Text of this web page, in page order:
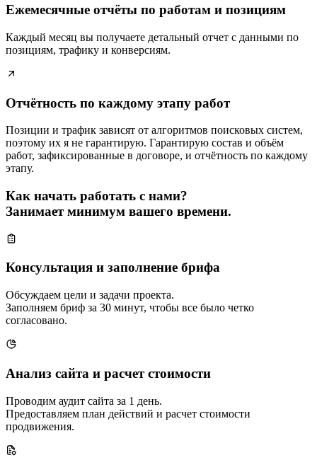
Ежемесячные отчёты по работам и позициям
Каждый месяц вы получаете детальный отчет с данными по
позициям, трафику и конверсиям.
Отчётность по каждому этапу работ
Позиции и трафик зависят от алгоритмов поисковых систем,
поэтому их я не гарантирую. Гарантирую состав и объём
работ, зафиксированные в договоре, и отчётность по каждому
этапу.
Как начать работать с нами?
Занимает минимум вашего времени.
Консультация и заполнение брифа
Обсуждаем цели и задачи проекта.
Заполняем бриф за 30 минут, чтобы все было четко
согласовано.
Анализ сайта и расчет стоимости
Проводим аудит сайта за 1 день.
Предоставляем план действий и расчет стоимости
продвижения.